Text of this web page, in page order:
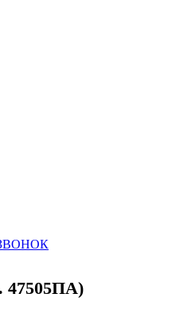
47505ПА)